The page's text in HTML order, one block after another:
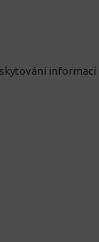
informací